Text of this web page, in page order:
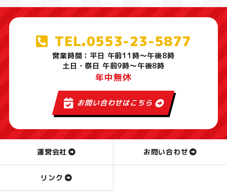
TEL.0553-23-5877
営業時間：平日 午前11時～午後8時
土日・祭日 午前9時～午後8時
年中無休
お問い合わせはこちら
運営会社 お問い合わせ
リンク